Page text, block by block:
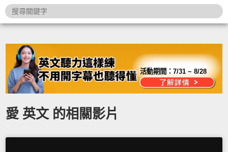
活動期間：7/31 ~ 8/28
愛 英文 的相關影片